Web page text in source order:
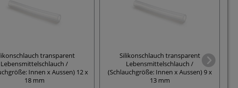
transparent
Lebensmittelschlauch /
Innen x Aussen) 12 x
18 mm
Silikonschlauch transparent
Lebensmittelschlauch /
(Schlauchgröße: Innen x Aussen) 9 x
13 mm